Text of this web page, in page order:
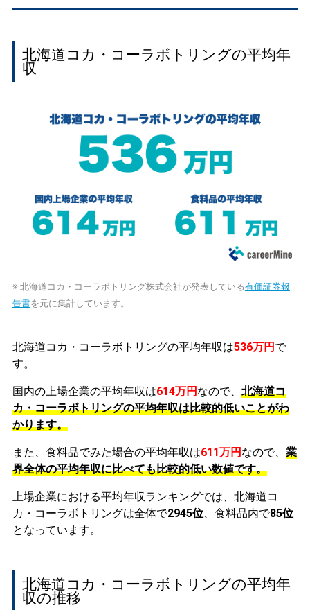
北海道コカ・コーラボトリングの平均年
収
※ 北海道コカ・コーラボトリング株式会社が発表している有価証券報
告書を元に集計しています。
北海道コカ・コーラボトリングの平均年収は536万円 で
す。
国内の上場企業の平均年収は614万円 なので、 北海道コ
カ・コーラボトリングの平均年収は比較的低いことがわ
かります。
また、食料品でみた場合の平均年収は611万円 なので、 業
界全体の平均年収に比べても比較的低い数値です。
上場企業における平均年収ランキングでは、北海道コ
カ・コーラボトリングは全体で2945位、食料品内で85位
となっています。
北海道コカ・コーラボトリングの平均年
収の推移